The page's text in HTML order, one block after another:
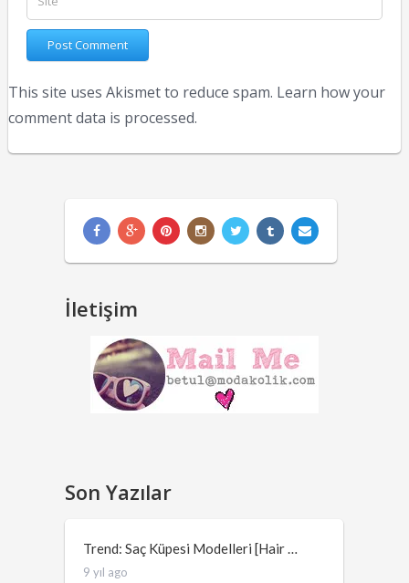
This site uses Akismet to reduce spam. Learn how your
comment data is processed.
İletişim
Son Yazılar
Trend: Saç Küpesi Modelleri [Hair …
9 yıl ago